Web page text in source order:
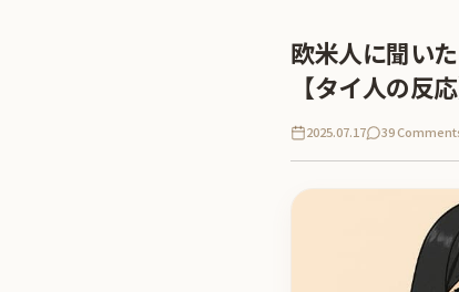
欧米人に聞い
【タイ人の反応
2025.07.17 39